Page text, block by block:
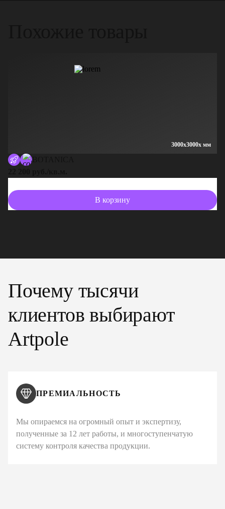
3000x3000x мм
В корзину
Почему тысячи
клиентов выбирают
Artpole
ПРЕМИАЛЬНОСТЬ
Мы опираемся на огромный опыт и экспертизу,
полученные за 12 лет работы, и многоступенчатую
систему контроля качества продукции.